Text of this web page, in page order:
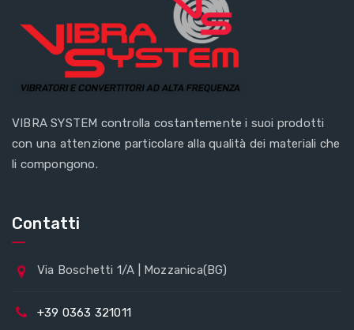
VIBRA SYSTEM controlla costantemente i suoi prodotti
con una attenzione particolare alla qualità dei materiali che
li compongono.
Contatti
Via Boschetti 1/A | Mozzanica(BG)
+39 0363 321011